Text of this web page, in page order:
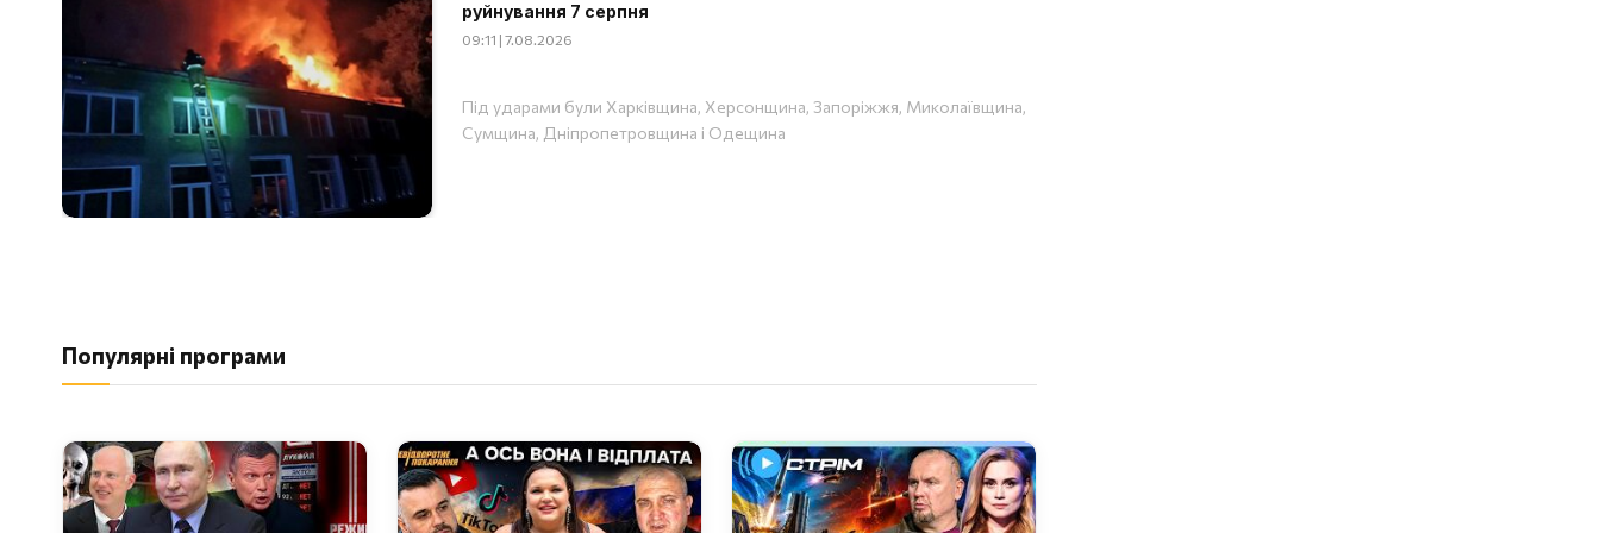
руйнування 7 серпня
09:11 | 7.08.2026
Під ударами були Харківщина, Херсонщина, Запоріжжя, Миколаївщина,
Сумщина, Дніпропетровщина і Одещина
Популярні програми